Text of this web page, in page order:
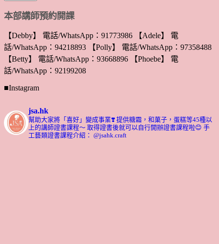
本部講師預約開課
【Debby】 電話/WhatsApp：91773986 【Adele】 電
話/WhatsApp：94218893 【Polly】 電話/WhatsApp：97358488
【Betty】 電話/WhatsApp：93668896 【Phoebe】 電
話/WhatsApp：92199208
■Instagram
jsa.hk
幫助大家將「喜好」變成事業❣️ 提供糖霜，和菓子，蛋糕等45種以
上的講師證書課程～ 取得證書後就可以自行開辦證書課程啦😊 手
工藝類證書課程介紹： @jsahk.craft